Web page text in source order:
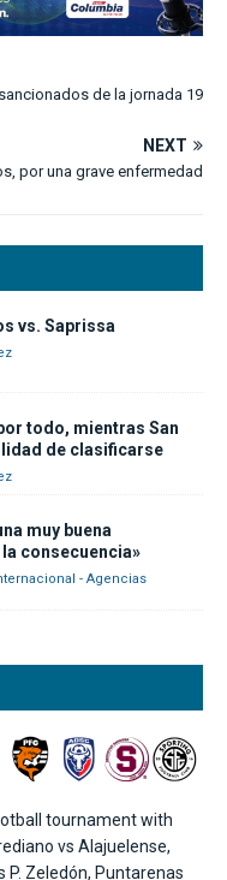
de la jornada 19
NEXT
por una grave enfermedad
vs. Saprissa
todo, mientras San
de clasificarse
muy buena
consecuencia»
- Agencias